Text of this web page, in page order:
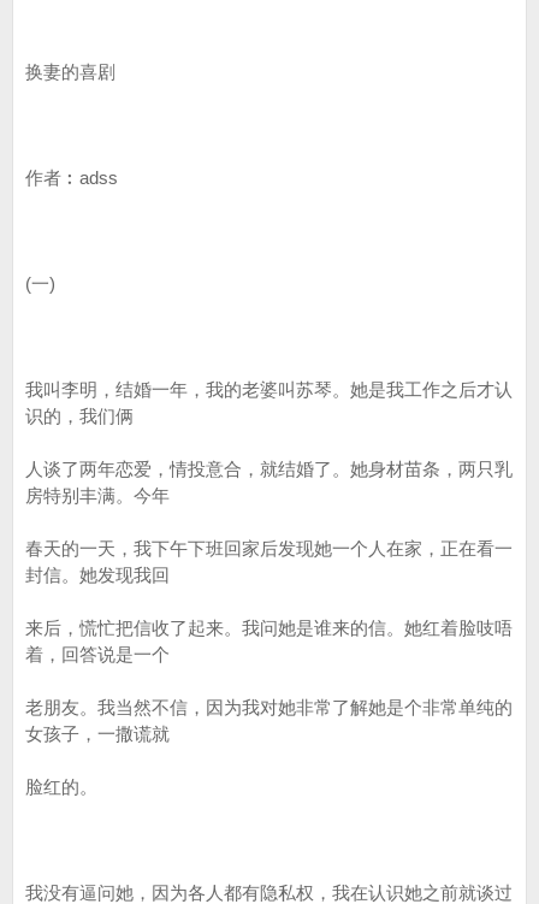
换妻的喜剧
作者︰adss
(一)
我叫李明，结婚一年，我的老婆叫苏琴。她是我工作之后才认
识的，我们俩
人谈了两年恋爱，情投意合，就结婚了。她身材苗条，两只乳
房特别丰满。今年
春天的一天，我下午下班回家后发现她一个人在家，正在看一
封信。她发现我回
来后，慌忙把信收了起来。我问她是谁来的信。她红着脸吱唔
着，回答说是一个
老朋友。我当然不信，因为我对她非常了解她是个非常单纯的
女孩子，一撒谎就
脸红的。
我没有逼问她，因为各人都有隐私权，我在认识她之前就谈过